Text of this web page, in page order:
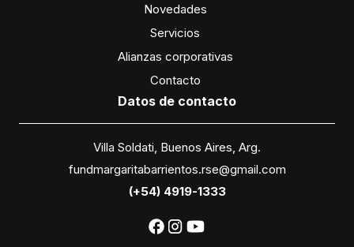
Novedades
Servicios
Alianzas corporativas
Contacto
Datos de contacto
Villa Soldati, Buenos Aires, Arg.
fundmargaritabarrientos.rse@gmail.com
(+54) 4919-1333